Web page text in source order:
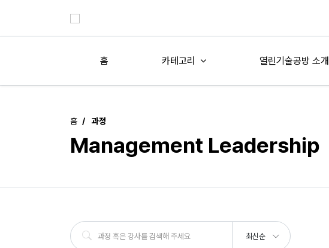
홈 카테고리 열린기술공방 소개
홈 과정
Management Leadership
최신순